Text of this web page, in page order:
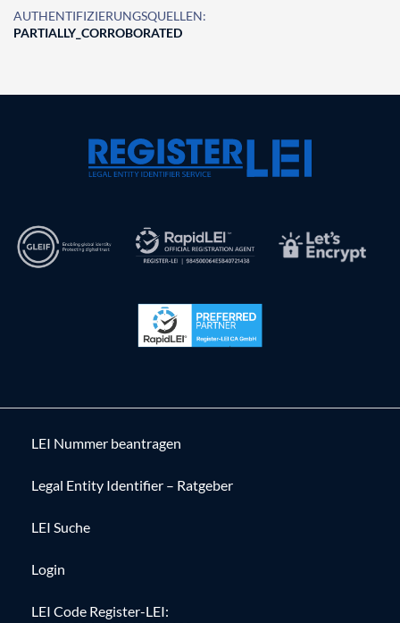
AUTHENTIFIZIERUNGSQUELLEN:
PARTIALLY_CORROBORATED
LEI Nummer beantragen
Legal Entity Identifier – Ratgeber
LEI Suche
Login
LEI Code Register-LEI: